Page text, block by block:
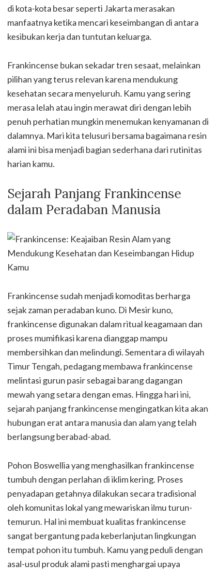
di kota-kota besar seperti Jakarta merasakan
manfaatnya ketika mencari keseimbangan di antara
kesibukan kerja dan tuntutan keluarga.
Frankincense bukan sekadar tren sesaat, melainkan
pilihan yang terus relevan karena mendukung
kesehatan secara menyeluruh. Kamu yang sering
merasa lelah atau ingin merawat diri dengan lebih
penuh perhatian mungkin menemukan kenyamanan di
dalamnya. Mari kita telusuri bersama bagaimana resin
alami ini bisa menjadi bagian sederhana dari rutinitas
harian kamu.
Sejarah Panjang Frankincense
dalam Peradaban Manusia
Frankincense sudah menjadi komoditas berharga
sejak zaman peradaban kuno. Di Mesir kuno,
frankincense digunakan dalam ritual keagamaan dan
proses mumifikasi karena dianggap mampu
membersihkan dan melindungi. Sementara di wilayah
Timur Tengah, pedagang membawa frankincense
melintasi gurun pasir sebagai barang dagangan
mewah yang setara dengan emas. Hingga hari ini,
sejarah panjang frankincense mengingatkan kita akan
hubungan erat antara manusia dan alam yang telah
berlangsung berabad-abad.
Pohon Boswellia yang menghasilkan frankincense
tumbuh dengan perlahan di iklim kering. Proses
penyadapan getahnya dilakukan secara tradisional
oleh komunitas lokal yang mewariskan ilmu turun-
temurun. Hal ini membuat kualitas frankincense
sangat bergantung pada keberlanjutan lingkungan
tempat pohon itu tumbuh. Kamu yang peduli dengan
asal-usul produk alami pasti menghargai upaya